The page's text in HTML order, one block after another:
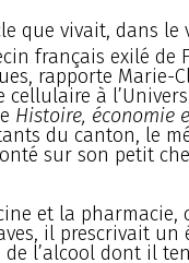
que vivait, dans le
français exilé de
rapporte Marie-
à
Histoire, économie
du canton, le
sur son petit
et la pharmacie,
il prescrivait
l’alcool dont il